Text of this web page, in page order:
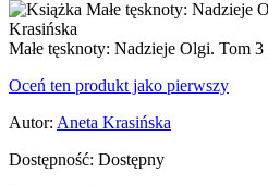
Małe tęsknoty: Nadzieje Olgi. Tom
Oceń ten produkt jako pierwszy
Autor: Aneta Krasińska
Dostępność: Dostępny